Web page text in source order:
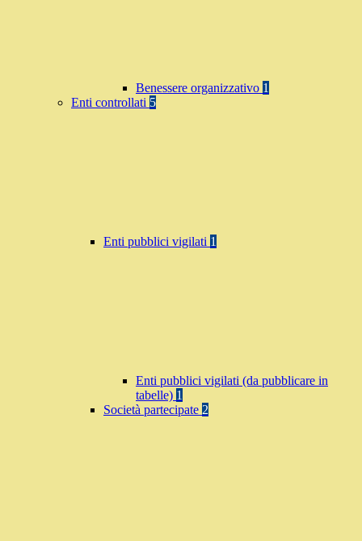
Benessere organizzativo 1
Enti controllati 5
Enti pubblici vigilati 1
Enti pubblici vigilati (da pubblicare in
tabelle) 1
Società partecipate 2